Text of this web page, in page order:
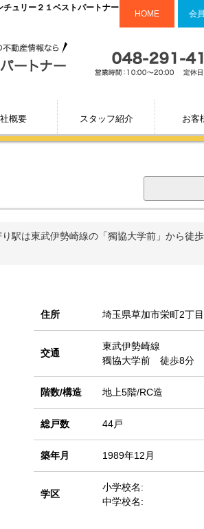
ュリー２１ベストパートナー
HOME 会
概要 スタッフ紹介 お客
は東武伊勢崎線の「獨協大学前」から徒
住所 埼玉県草加市栄町2丁目
交通
東武伊勢崎線
獨協大学前 徒歩8分
階数/構造 地上5階/RC造
総戸数 44戸
築年月 1989年12月
学区
小学校名:
中学校名: